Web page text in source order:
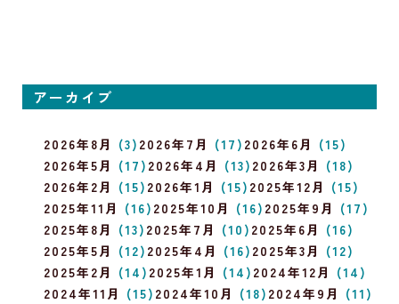
アーカイブ
2026年8月 (3) 2026年7月 (17) 2026年6月 (15)
2026年5月 (17) 2026年4月 (13) 2026年3月 (18)
2026年2月 (15) 2026年1月 (15) 2025年12月 (15)
2025年11月 (16) 2025年10月 (16) 2025年9月 (17)
2025年8月 (13) 2025年7月 (10) 2025年6月 (16)
2025年5月 (12) 2025年4月 (16) 2025年3月 (12)
2025年2月 (14) 2025年1月 (14) 2024年12月 (14)
2024年11月 (15) 2024年10月 (18) 2024年9月 (11)